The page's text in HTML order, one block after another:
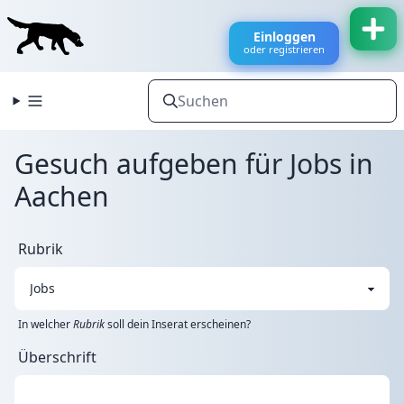
Einloggen
oder registrieren
Gesuch aufgeben für Jobs in
Aachen
Rubrik
In welcherRubriksoll dein Inserat erscheinen?
Überschrift